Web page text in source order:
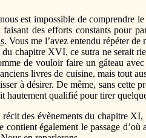
est impossible de comprendre
des efforts constants pour
. Vous me l’avez entendu répéter
du chapitre XVI, ce sutra ne serait
de vouloir faire un gâteau
livres de cuisine, mais tout
à désirer. De même, sans cette
hautement qualifié pour tirer
récit des évènements du chapitre
contient également le passage d’où